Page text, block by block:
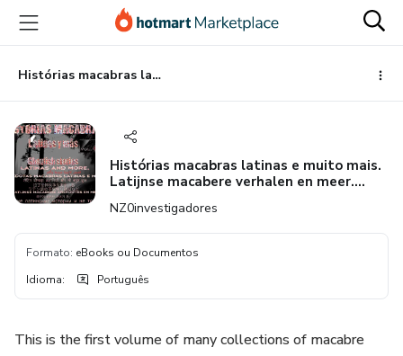
para
conteúdo
principal
para
pagamento
para
rodapé
Histórias macabras latinas e muito mais. Latijnse macabere verhalen en meer. Latin macabre stories and more.
Histórias macabras latinas e muito mais.
Latijnse macabere verhalen en meer.
NZ0investigadores
Formato: eBooks ou Documentos
Idioma: Português
This is the first volume of many collections of macabre